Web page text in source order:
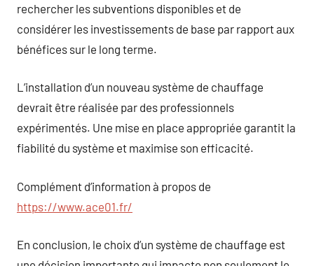
rechercher les subventions disponibles et de
considérer les investissements de base par rapport aux
bénéfices sur le long terme.
L’installation d’un nouveau système de chauffage
devrait être réalisée par des professionnels
expérimentés. Une mise en place appropriée garantit la
fiabilité du système et maximise son efficacité.
Complément d’information à propos de
https://www.ace01.fr/
En conclusion, le choix d’un système de chauffage est